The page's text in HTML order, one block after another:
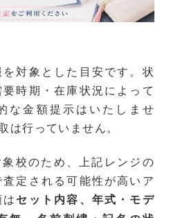
対象とした目安です。状
時期・在庫状況によって
な金額提示はいたしませ
は行っていません。
校のため、上記レンジの
定される可能性が高いア
セット内容、年式・モデ